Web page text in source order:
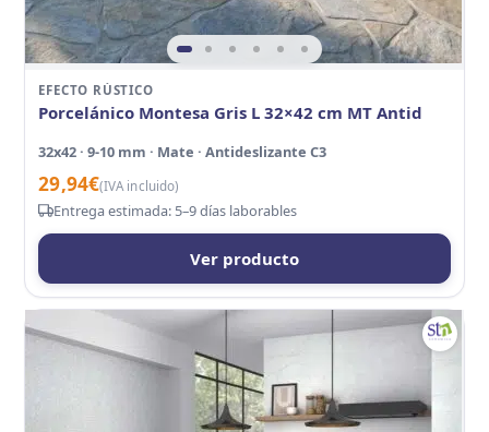
EFECTO RÚSTICO
Porcelánico Montesa Gris L 32×42 cm MT Antid
32x42 · 9-10 mm · Mate · Antideslizante C3
29,94€(IVA incluido)
Entrega estimada: 5–9 días laborables
Ver producto